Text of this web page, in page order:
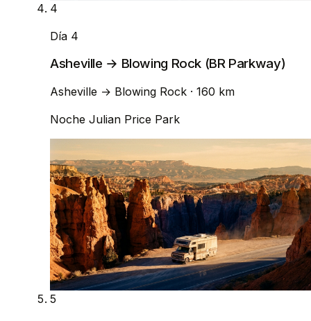
4
Día 4
Asheville → Blowing Rock (BR Parkway)
Asheville → Blowing Rock · 160 km
Noche Julian Price Park
5